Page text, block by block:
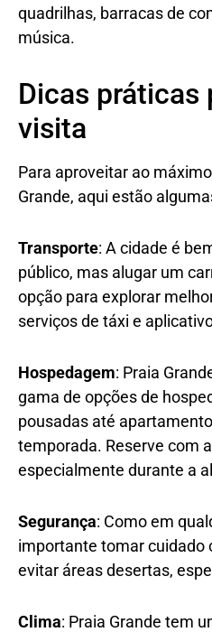
quadrilhas, barracas de
música.
Dicas práticas
visita
Para aproveitar ao
Grande, aqui estão
Transporte: A cidade é
público, mas alugar um
opção para explorar
serviços de táxi e
Hospedagem: Praia
gama de opções de
pousadas até
temporada. Reserve com
especialmente durante a
Segurança: Como em
importante tomar cuidado
evitar áreas desertas,
Clima: Praia Grande tem